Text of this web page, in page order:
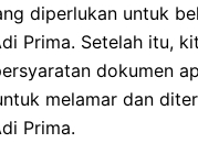
diperlukan untuk
Prima. Setelah itu,
dokumen
melamar dan
Prima.